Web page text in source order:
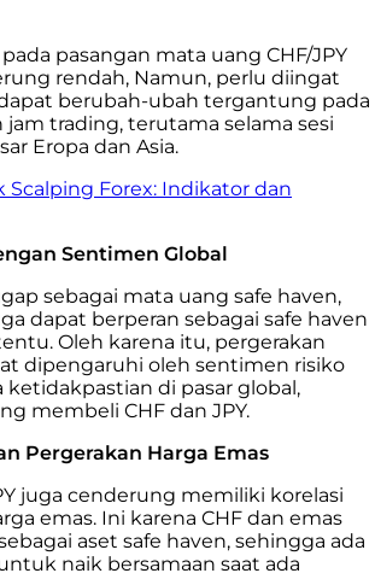
pasangan mata uang CHF/JPY
rendah, Namun, perlu diingat
berubah-ubah tergantung pada
jam trading, terutama selama sesi
Eropa dan Asia.
Scalping Forex: Indikator dan
Sentimen Global
sebagai mata uang safe haven,
dapat berperan sebagai safe haven
Oleh karena itu, pergerakan
dipengaruhi oleh sentimen risiko
ketidakpastian di pasar global,
membeli CHF dan JPY.
Pergerakan Harga Emas
juga cenderung memiliki korelasi
emas. Ini karena CHF dan emas
aset safe haven, sehingga ada
naik bersamaan saat ada